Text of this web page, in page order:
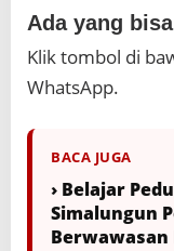
Ada yang
Klik tombol di
WhatsApp.
BACA JUGA
› Belajar
Simalungun